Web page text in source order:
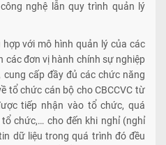
nghệ lẫn quy trình quản lý
với mô hình quản lý của các
các đơn vị hành chính sự nghiệp
cấp đầy đủ các chức năng
tổ chức cán bộ cho CBCCVC từ
tiếp nhận vào tổ chức, quá
chức,… cho đến khi nghỉ (nghỉ
dữ liệu trong quá trình đó đều